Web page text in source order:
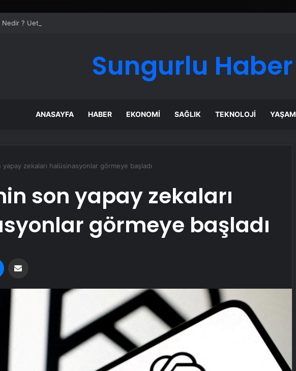
? Uetds.com İle Akıllı Dijital Taşımacılık Yazılımı
Sungurlu Haber
ANASAYFA HABER EKONOMI SAĞLIK TEKNOLOJI YAŞAM
yapay zekaları halüsinasyonlar görmeye başladı
son yapay zekaları
görmeye başladı